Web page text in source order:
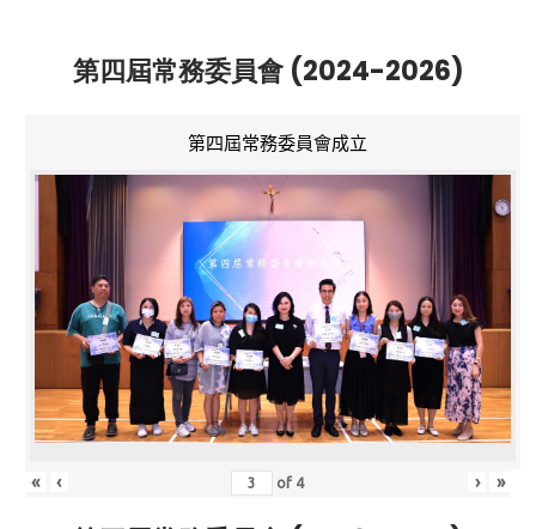
第四屆常務委員會 (2024-2026)
第四屆常務委員會成立
« ‹ of 4 › »